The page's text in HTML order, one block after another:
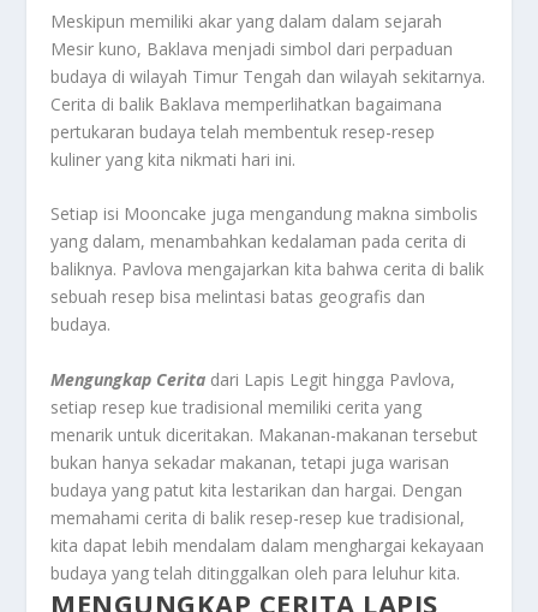
Meskipun memiliki akar yang dalam dalam sejarah
Mesir kuno, Baklava menjadi simbol dari perpaduan
budaya di wilayah Timur Tengah dan wilayah sekitarnya.
Cerita di balik Baklava memperlihatkan bagaimana
pertukaran budaya telah membentuk resep-resep
kuliner yang kita nikmati hari ini.
Setiap isi Mooncake juga mengandung makna simbolis
yang dalam, menambahkan kedalaman pada cerita di
baliknya. Pavlova mengajarkan kita bahwa cerita di balik
sebuah resep bisa melintasi batas geografis dan
budaya.
Mengungkap Cerita dari Lapis Legit hingga Pavlova,
setiap resep kue tradisional memiliki cerita yang
menarik untuk diceritakan. Makanan-makanan tersebut
bukan hanya sekadar makanan, tetapi juga warisan
budaya yang patut kita lestarikan dan hargai. Dengan
memahami cerita di balik resep-resep kue tradisional,
kita dapat lebih mendalam dalam menghargai kekayaan
budaya yang telah ditinggalkan oleh para leluhur kita.
MENGUNGKAP CERITA LAPIS